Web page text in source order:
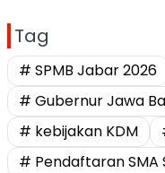
Tag
# SPMB Jabar 2026
# Gubernur Jawa
# kebijakan KDM
# Pendaftaran SMA